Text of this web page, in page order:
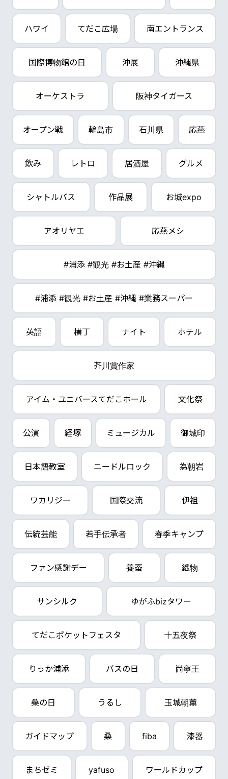
ハワイ てだこ広場 南エントランス
国際博物館の日 沖展 沖縄県
オーケストラ 阪神タイガース
オープン戦 輪島市 石川県 応燕
飲み レトロ 居酒屋 グルメ
シャトルバス 作品展 お城expo
アオリヤエ 応燕メシ
#浦添 #観光 #お土産 #沖縄
#浦添 #観光 #お土産 #沖縄 #業務スーパー
英語 横丁 ナイト ホテル
芥川賞作家
アイム・ユニバースてだこホール 文化祭
公演 経塚 ミュージカル 御城印
日本語教室 ニードルロック 為朝岩
ワカリジー 国際交流 伊祖
伝統芸能 若手伝承者 春季キャンプ
ファン感謝デー 養蚕 織物
サンシルク ゆがふbizタワー
てだこポケットフェスタ 十五夜祭
りっか浦添 バスの日 尚寧王
桑の日 うるし 玉城朝薫
ガイドマップ 桑 fiba 漆器
まちゼミ yafuso ワールドカップ